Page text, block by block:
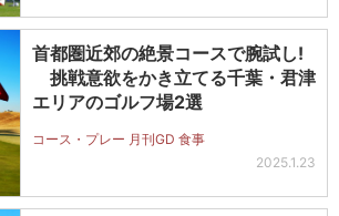
首都圏近郊の絶景コースで腕試し!
挑戦意欲をかき立てる千葉・君津
エリアのゴルフ場2選
コース・プレー 月刊GD 食事
2025.1.23